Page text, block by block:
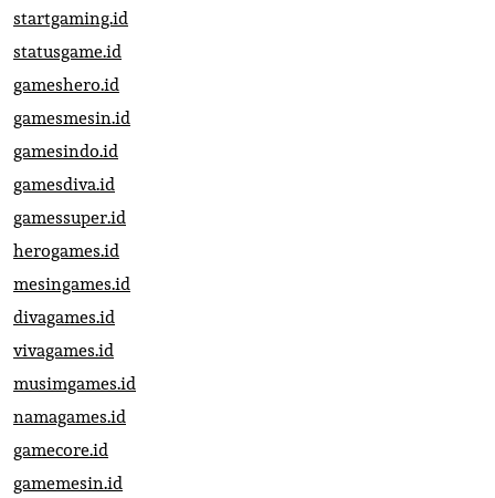
startgaming.id
statusgame.id
gameshero.id
gamesmesin.id
gamesindo.id
gamesdiva.id
gamessuper.id
herogames.id
mesingames.id
divagames.id
vivagames.id
musimgames.id
namagames.id
gamecore.id
gamemesin.id